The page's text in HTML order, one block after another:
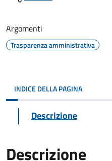
Argomenti
Trasparenza amministrativa
INDICE DELLA PAGINA
Descrizione
Descrizione